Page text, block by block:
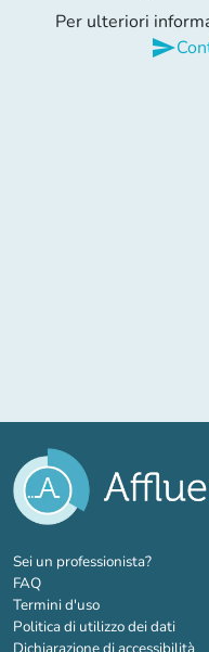
Per ulteriori
send
Sei un professionista?(nuova
FAQ
Termini d'uso
Politica di utilizzo dei dati